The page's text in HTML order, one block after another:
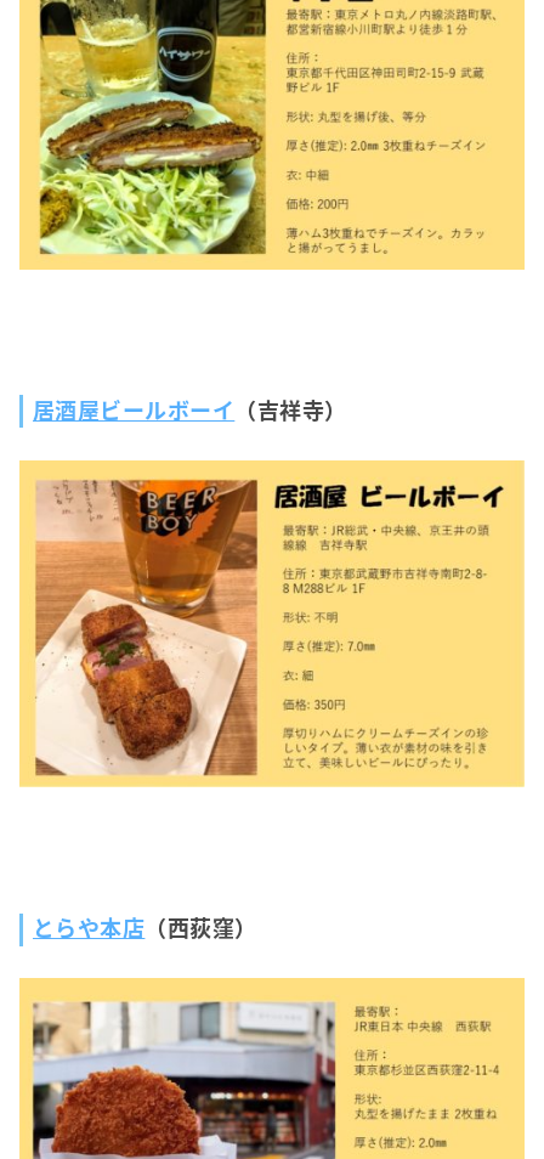
居酒屋ビールボーイ （吉祥寺）
とらや本店 （西荻窪）